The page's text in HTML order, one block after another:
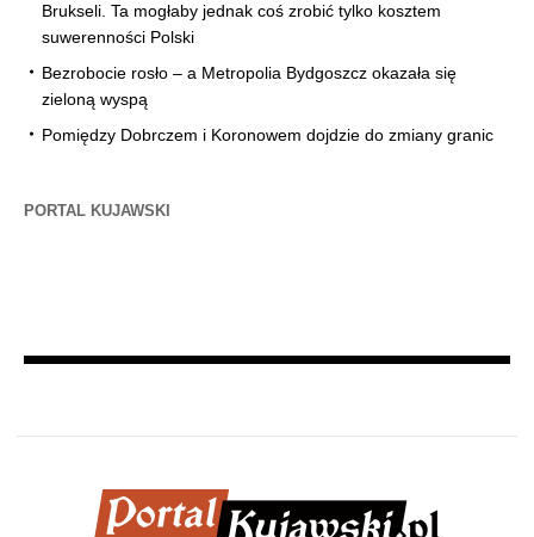
Brukseli. Ta mogłaby jednak coś zrobić tylko kosztem
suwerenności Polski
Bezrobocie rosło – a Metropolia Bydgoszcz okazała się
zieloną wyspą
Pomiędzy Dobrczem i Koronowem dojdzie do zmiany granic
PORTAL KUJAWSKI